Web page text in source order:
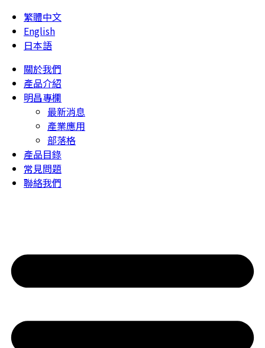
繁體中文
English
日本語
關於我們
產品介紹
明昌專欄
最新消息
產業應用
部落格
產品目錄
常見問題
聯絡我們